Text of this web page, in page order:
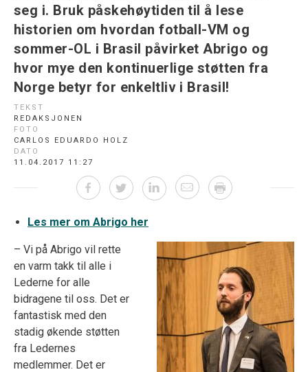
seg i. Bruk påskehøytiden til å lese
historien om hvordan fotball-VM og
sommer-OL i Brasil påvirket Abrigo og
hvor mye den kontinuerlige støtten fra
Norge betyr for enkeltliv i Brasil!
TEKST
REDAKSJONEN
FOTO
CARLOS EDUARDO HOLZ
DATO
11.04.2017 11:27
Les mer om Abrigo her
– Vi på Abrigo vil rette
en varm takk til alle i
Lederne for alle
bidragene til oss. Det er
fantastisk med den
stadig økende støtten
fra Ledernes
medlemmer. Det er